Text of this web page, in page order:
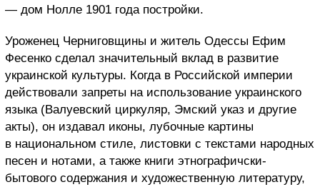
— дом Нолле 1901 года постройки.
Уроженец Черниговщины и житель Одессы Ефим
Фесенко сделал значительный вклад в развитие
украинской культуры. Когда в Российской империи
действовали запреты на использование украинского
языка (Валуевский циркуляр, Эмский указ и другие
акты), он издавал иконы, лубочные картины
в национальном стиле, листовки с текстами народных
песен и нотами, а также книги этнографичски-
бытового содержания и художественную литературу,